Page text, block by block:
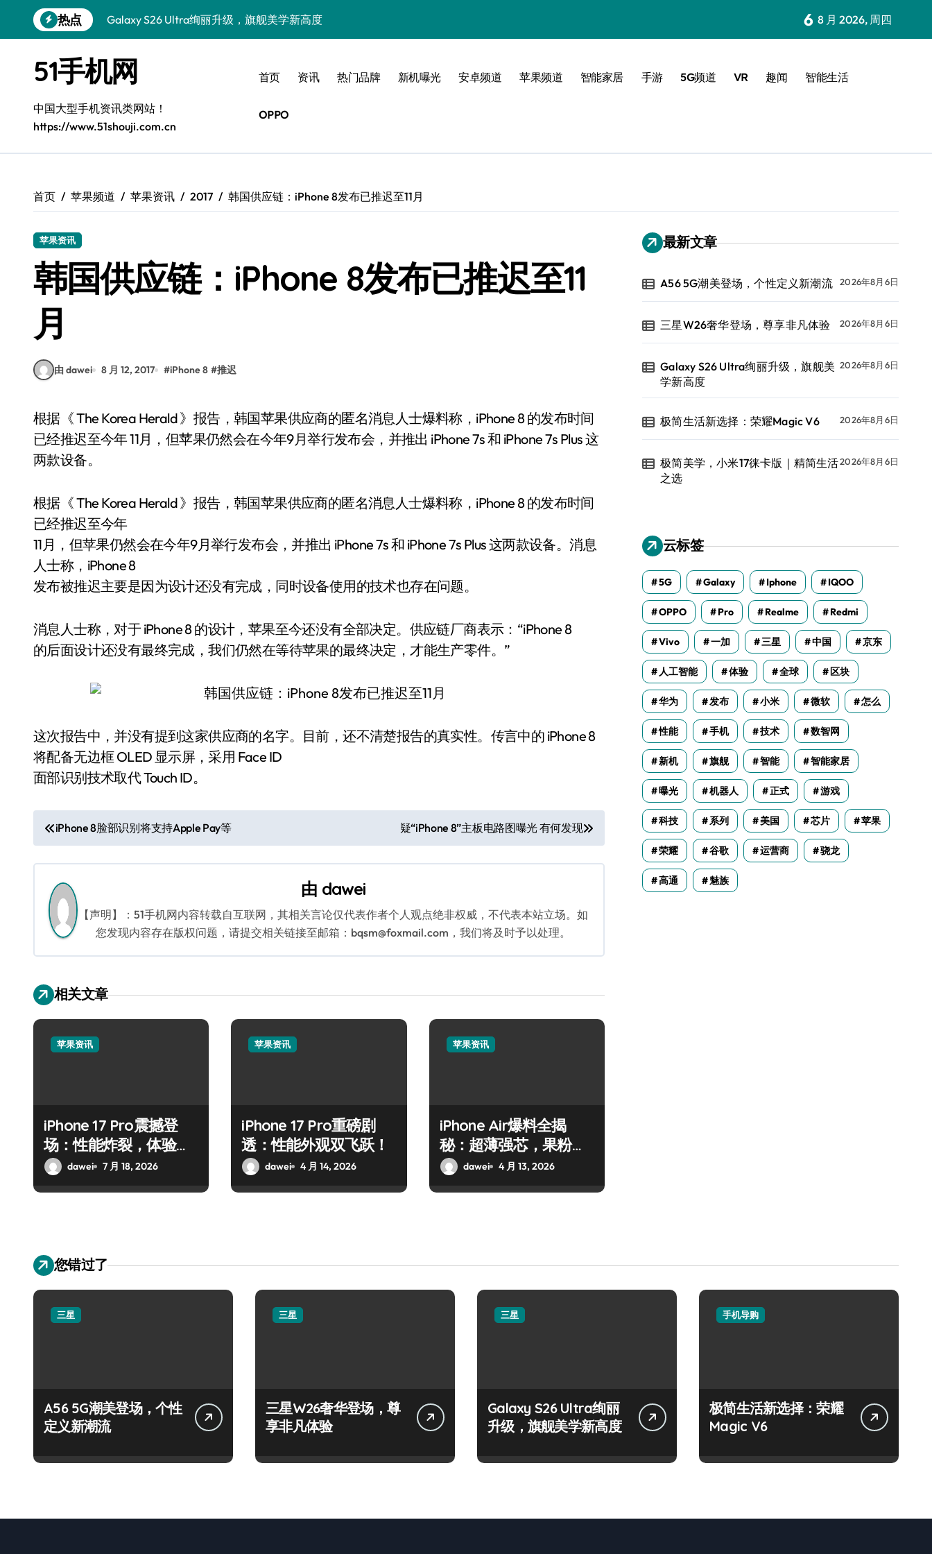
到
热点
Galaxy S26 Ultra绚丽升级，旗舰美学新高度
极简美学，小米17徕卡版｜精简生活之选
真我GT8 Pro：极简高效，生活新章
极简美学，徕卡影像，Xiaomi 17 Ultra选购指南
一加Turbo 6V：性能王者，极简之选
华为nova 15：极简高效，生活新主张
6 8 月 2026, 周四
51手机网
中国大型手机资讯类网站！
https://www.51shouji.com.cn
首页 资讯 热门品牌 新机曝光 安卓频道 苹果频道 智能家居 手游 5G频道 VR 趣闻 智能生活
OPPO
首页 苹果频道 苹果资讯 2017 韩国供应链：iPhone 8发布已推迟至11月
苹果资讯
韩国供应链：iPhone 8发布已推迟至11
月
由 dawei 8 月 12, 2017 #iPhone 8 #推迟
根据《 The Korea Herald 》报告，韩国苹果供应商的匿名消息人士爆料称，iPhone 8 的发布时间
已经推迟至今年 11月，但苹果仍然会在今年9月举行发布会，并推出 iPhone 7s 和 iPhone 7s Plus 这
两款设备。
根据《 The Korea Herald 》报告，韩国苹果供应商的匿名消息人士爆料称，iPhone 8 的发布时间
已经推迟至今年
11月，但苹果仍然会在今年9月举行发布会，并推出 iPhone 7s 和 iPhone 7s Plus 这两款设备。消息
人士称，iPhone 8
发布被推迟主要是因为设计还没有完成，同时设备使用的技术也存在问题。
消息人士称，对于 iPhone 8 的设计，苹果至今还没有全部决定。供应链厂商表示：“iPhone 8
的后面设计还没有最终完成，我们仍然在等待苹果的最终决定，才能生产零件。”
这次报告中，并没有提到这家供应商的名字。目前，还不清楚报告的真实性。传言中的 iPhone 8
将配备无边框 OLED 显示屏，采用 Face ID
面部识别技术取代 Touch ID。
文
章
航
iPhone 8脸部识别将支持Apple Pay等 疑“iPhone 8”主板电路图曝光 有何发现
由 dawei
【声明】：51手机网内容转载自互联网，其相关言论仅代表作者个人观点绝非权威，不代表本站立场。如
您发现内容存在版权问题，请提交相关链接至邮箱：bqsm@foxmail.com，我们将及时予以处理。
相关文章
苹果资讯
iPhone 17 Pro震撼登
场：性能炸裂，体验全
面升维
dawei 7 月 18, 2026
苹果资讯
iPhone 17 Pro重磅剧
透：性能外观双飞跃！
dawei 4 月 14, 2026
苹果资讯
iPhone Air爆料全揭
秘：超薄强芯，果粉狂
喜！dawei 4 月 13, 2026
最新文章
A56 5G潮美登场，个性定义新潮流 2026年8月6日
三星W26奢华登场，尊享非凡体验 2026年8月6日
Galaxy S26 Ultra绚丽升级，旗舰美
学新高度
2026年8月6日
极简生活新选择：荣耀Magic V6 2026年8月6日
极简美学，小米17徕卡版｜精简生活
之选
2026年8月6日
云标签
5G Galaxy Iphone IQOO
OPPO Pro Realme Redmi
Vivo 一加 三星 中国 京东
人工智能 体验 全球 区块
华为 发布 小米 微软 怎么
性能 手机 技术 数智网
新机 旗舰 智能 智能家居
曝光 机器人 正式 游戏
科技 系列 美国 芯片 苹果
荣耀 谷歌 运营商 骁龙
高通 魅族
您错过了
三星
A56 5G潮美登场，个性
定义新潮流
三星
三星W26奢华登场，尊
享非凡体验
三星
Galaxy S26 Ultra绚丽
升级，旗舰美学新高度
手机导购
极简生活新选择：荣耀
Magic V6